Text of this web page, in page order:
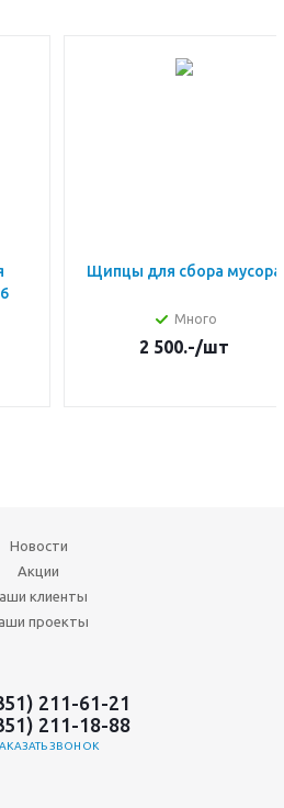
Щипцы для сбора мусора
Много
2 500.-/шт
Новости
Акции
клиенты
проекты
211-61-21
211-18-88
ЗВОНОК